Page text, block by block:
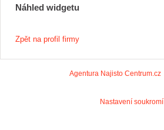
Náhled widgetu
Zpět na profil firmy
Agentura Najisto Centrum.cz
Nastavení soukromí